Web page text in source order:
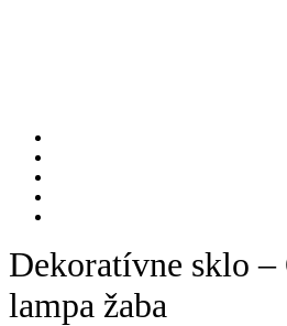
Dekoratívne sklo –
lampa žaba